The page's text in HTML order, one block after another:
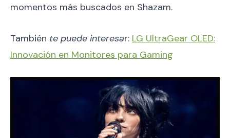
momentos más buscados en Shazam.
También te puede interesar: LG UltraGear OLED:
Innovación en Monitores para Gaming